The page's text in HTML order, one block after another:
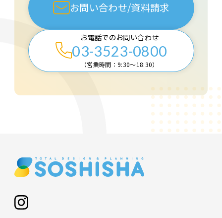
お問い合わせ/資料請求
お電話でのお問い合わせ
03-3523-0800
（営業時間：9:30〜18:30）